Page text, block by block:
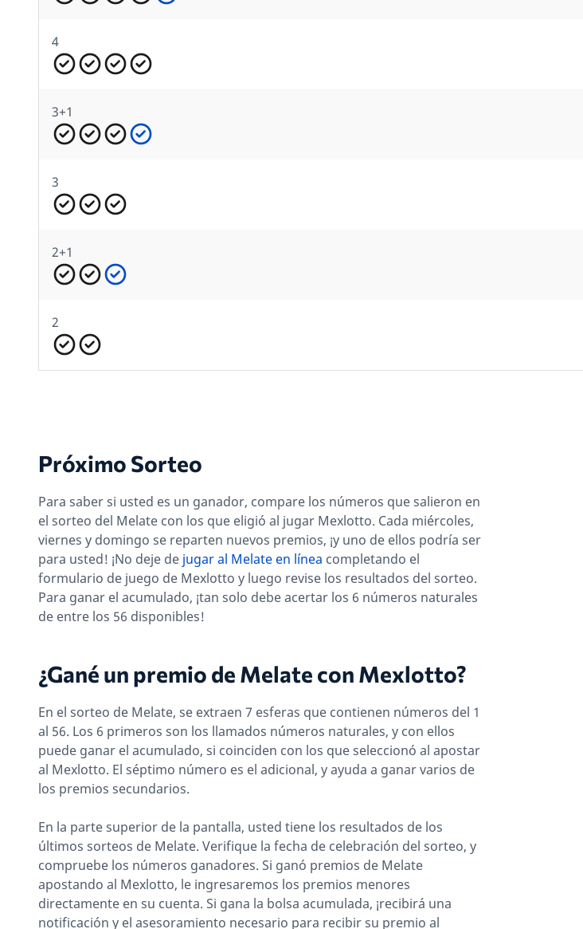
4
3+1
3
2+1
2
Próximo Sorteo
Para saber si usted es un ganador, compare los números que salieron en
el sorteo del Melate con los que eligió al jugar Mexlotto. Cada miércoles,
viernes y domingo se reparten nuevos premios, ¡y uno de ellos podría ser
para usted! ¡No deje de jugar al Melate en línea completando el
formulario de juego de Mexlotto y luego revise los resultados del sorteo.
Para ganar el acumulado, ¡tan solo debe acertar los 6 números naturales
de entre los 56 disponibles!
¿Gané un premio de Melate con Mexlotto?
En el sorteo de Melate, se extraen 7 esferas que contienen números del 1
al 56. Los 6 primeros son los llamados números naturales, y con ellos
puede ganar el acumulado, si coinciden con los que seleccionó al apostar
al Mexlotto. El séptimo número es el adicional, y ayuda a ganar varios de
los premios secundarios.
En la parte superior de la pantalla, usted tiene los resultados de los
últimos sorteos de Melate. Verifique la fecha de celebración del sorteo, y
compruebe los números ganadores. Si ganó premios de Melate
apostando al Mexlotto, le ingresaremos los premios menores
directamente en su cuenta. Si gana la bolsa acumulada, ¡recibirá una
notificación y el asesoramiento necesario para recibir su premio al